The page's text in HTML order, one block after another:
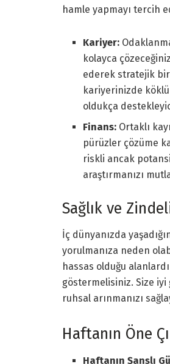
hamle yapmayı tercih
Kariyer:
kolayca
ederek stratejik
kariyerinizde
oldukça
Finans: Ortaklı
pürüzler çözüme
riskli ancak
araştırmanızı
Sağlık ve
İç dünyanızda
yorulmanıza neden
hassas olduğu
göstermelisiniz. Size
ruhsal arınmanızı
Haftanın Öne
Haftanın Şanslı